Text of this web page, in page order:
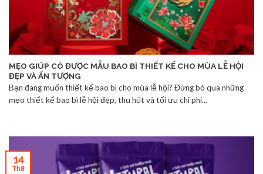
MẸO GIÚP CÓ ĐƯỢC MẪU BAO BÌ THIẾT KẾ CHO MÙA LỄ HỘI
ĐẸP VÀ ẤN TƯỢNG
Bạn đang muốn thiết kế bao bì cho mùa lễ hội? Đừng bỏ qua những
mẹo thiết kế bao bì lễ hội đẹp, thu hút và tối ưu chi phí...
14
Th8